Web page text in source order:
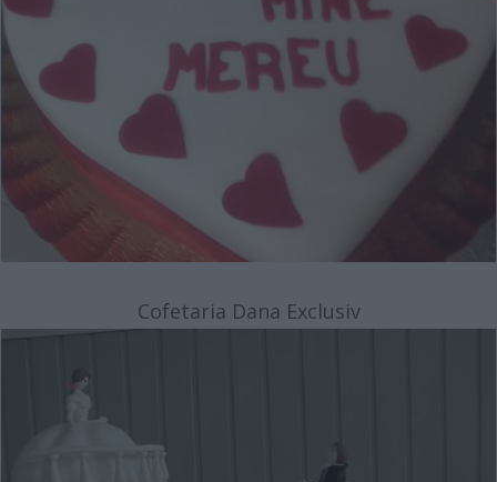
Cofetaria Dana Exclusiv